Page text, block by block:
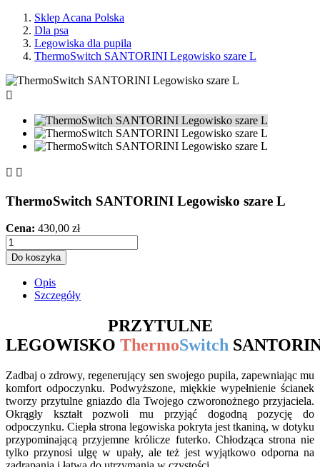
Sklep Acana Polska
Dla psa
Legowiska dla pupila
ThermoSwitch SANTORINI Legowisko szare L

 
ThermoSwitch SANTORINI Legowisko szare L
Cena: 430,00 zł
Do koszyka
Opis
Szczegóły
PRZYTULNE
LEGOWISKO ThermoSwitch
Zadbaj o zdrowy, regenerujący sen swojego pupila, zapewniając mu
komfort odpoczynku. Podwyższone, miękkie wypełnienie ścianek
tworzy przytulne gniazdo dla Twojego czworonożnego przyjaciela.
Okrągły kształt pozwoli mu przyjąć dogodną pozycję do
odpoczynku. Ciepła strona legowiska pokryta jest tkaniną, w dotyku
przypominającą przyjemne królicze futerko. Chłodząca strona nie
tylko przynosi ulgę w upały, ale też jest wyjątkowo odporna na